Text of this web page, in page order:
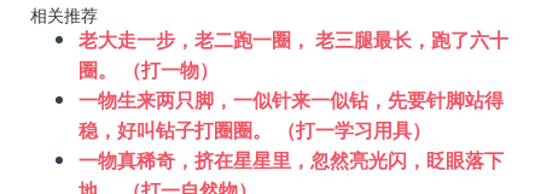
相关推荐
老大走一步，老二跑一圈， 老三腿最长，跑了六十
圈。 （打一物）
一物生来两只脚，一似针来一似钻，先要针脚站得
稳，好叫钻子打圈圈。 （打一学习用具）
一物真稀奇，挤在星星里，忽然亮光闪，眨眼落下